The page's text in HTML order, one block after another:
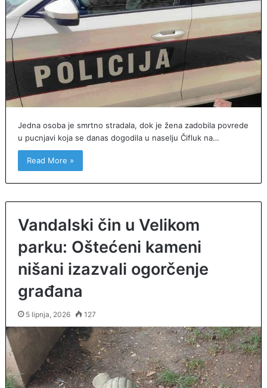
Jedna osoba je smrtno stradala, dok je žena zadobila povrede
u pucnjavi koja se danas dogodila u naselju Čifluk na…
Read More »
Vandalski čin u Velikom
parku: Oštećeni kameni
nišani izazvali ogorčenje
građana
5 lipnja, 2026 127